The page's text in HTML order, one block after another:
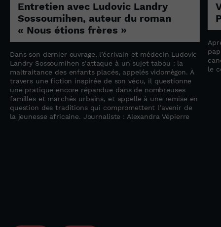
Entretien avec Ludovic Landry
Sossoumihen, auteur du roman
« Nous étions frères »
Dans son dernier ouvrage, l’écrivain et médecin Ludovic
Landry Sossoumihen s’attaque à un sujet tabou : la
maltraitance des enfants placés, appelés vidomègon. À
travers une fiction inspirée de son vécu, il questionne
une pratique encore répandue dans de nombreuses
familles et marchés urbains, et appelle à une remise en
question des traditions qui compromettent l’avenir de
la jeunesse africaine. Journaliste : Alexandra Vépierre
le